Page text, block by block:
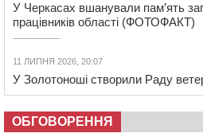
У Черкасах вшанували пам’ять
працівників області (ФОТОФАКТ)
11 ЛИПНЯ 2026, 20:07
У Золотоноші створили Раду
ОБГОВОРЕННЯ